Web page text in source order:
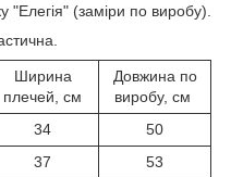
"Елегія" (заміри по виробу).
Ширина
плечей, см
Довжина по
виробу, см
34
50
37
53